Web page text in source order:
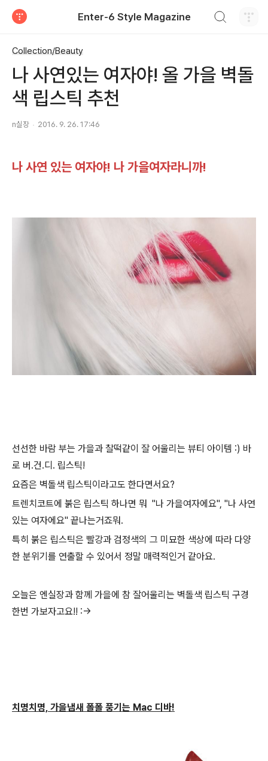
Enter-6 Style Magazine
Collection/Beauty
나 사연있는 여자야! 올 가을 벽돌
색 립스틱 추천
n실장 2016. 9. 26. 17:46
나 사연 있는 여자야! 나 가을여자라니까!
선선한 바람 부는 가을과 찰떡같이 잘 어울리는 뷰티 아이템 :) 바
로 버.건.디. 립스틱!
요즘은 벽돌색 립스틱이라고도 한다면서요?
트렌치코트에 붉은 립스틱 하나면 뭐 "나 가을여자에요", "나 사연
있는 여자에요" 끝나는거죠뭐.
특히 붉은 립스틱은 빨강과 검정색의 그 미묘한 색상에 따라 다양
한 분위기를 연출할 수 있어서 정말 매력적인거 같아요.
오늘은 엔실장과 함께 가을에 참 잘어울리는 벽돌색 립스틱 구경
한번 가보자고요!! :->
치명치명, 가을냄새 폴폴 풍기는 Mac 디바!